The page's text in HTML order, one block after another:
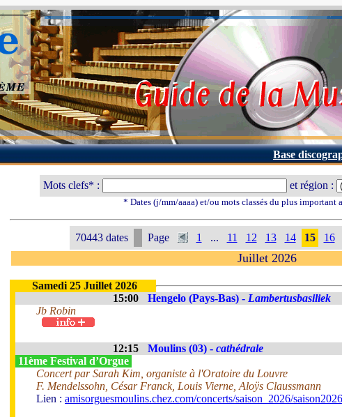
Base
Mots clefs* : et région :
* Dates (j/mm/aaaa) et/ou mots classés du plus important
70443 dates Page 1 ... 11 12 13 14 15 16
Juillet 2026
Samedi 25 Juillet 2026
15:00
Hengelo (Pays-Bas) - Lambertusbasiliek
Jb Robin
12:15 Moulins (03) - cathédrale
11ème Festival d’Orgue
Concert par Sarah Kim, organiste à l'Oratoire du Louvre
F. Mendelssohn, César Franck, Louis Vierne, Aloÿs Claussmann
Lien : amisorguesmoulins.chez.com/concerts/saison_2026/